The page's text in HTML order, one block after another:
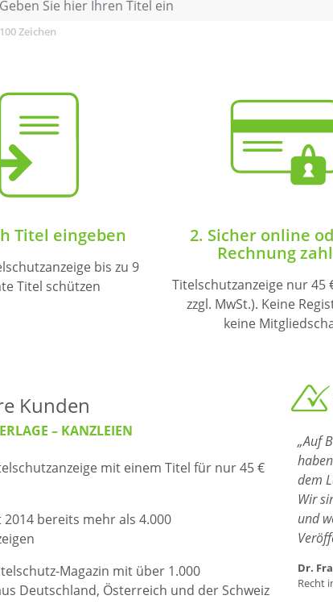
Zeichen
Titel eingeben
bis zu 9
Titel schützen
2. Sicher online
Rechnung
Titelschutzanzeige nur 45
zzgl. MwSt.). Keine
keine
Kunden
– KANZLEIEN
mit einem Titel für nur 45 €
2014 bereits mehr als 4.000
Magazin mit über 1.000
Deutschland, Österreich und der Schweiz
„Auf
dem
Wir
und
Dr.
Recht